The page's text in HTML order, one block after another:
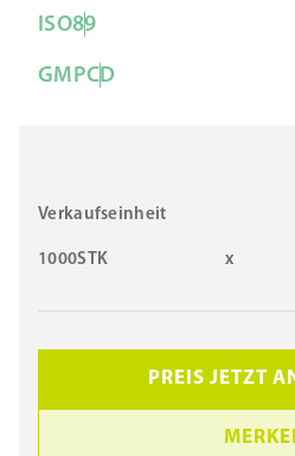
ISO89
GMPCD
Verkaufseinheit
1000STK x
PREIS JETZT